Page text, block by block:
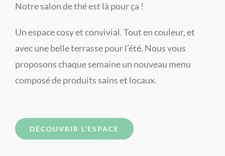
Notre salon de thé est là pour ça !
Un espace cosy et convivial. Tout en couleur, et
avec une belle terrasse pour l’été. Nous vous
proposons chaque semaine un nouveau menu
composé de produits sains et locaux.
DÉCOUVRIR L’ESPACE